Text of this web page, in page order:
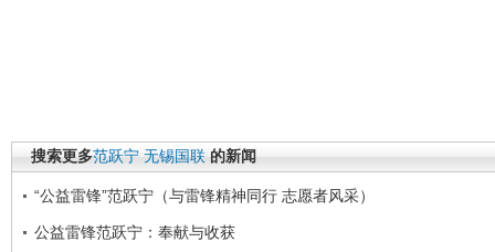
搜索更多范跃宁 无锡国联 的新闻
“公益雷锋”范跃宁（与雷锋精神同行 志愿者风采）
公益雷锋范跃宁：奉献与收获